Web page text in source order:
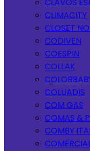
CLIMACITY
CLOSET
CODIVEN
COESPIN
COLLAK
COLUADIS
COM GAS
COMAS &
COMBY